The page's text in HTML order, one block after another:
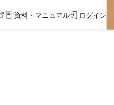
資料・マニュアル ログイン